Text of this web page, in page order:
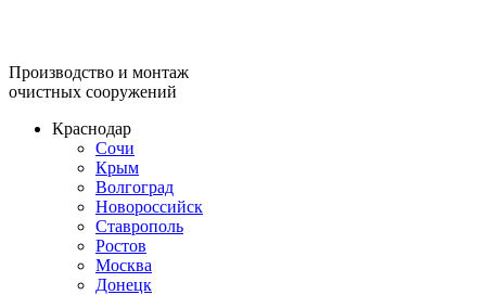
Производство и монтаж
очистных сооружений
Краснодар
Сочи
Крым
Волгоград
Новороссийск
Ставрополь
Ростов
Москва
Донецк